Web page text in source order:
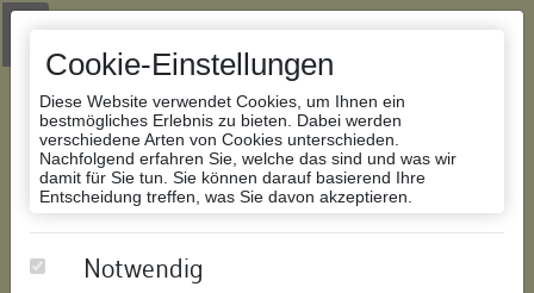
Cookie-Einstellungen
Diese Website verwendet Cookies, um Ihnen ein
bestmögliches Erlebnis zu bieten. Dabei werden
verschiedene Arten von Cookies unterschieden.
Nachfolgend erfahren Sie, welche das sind und was wir
damit für Sie tun. Sie können darauf basierend Ihre
Entscheidung treffen, was Sie davon akzeptieren.
Notwendig
Zur Navigation springen
Zum Inhalt der Website springen
Datenbank Bauforschung/Restaurierung